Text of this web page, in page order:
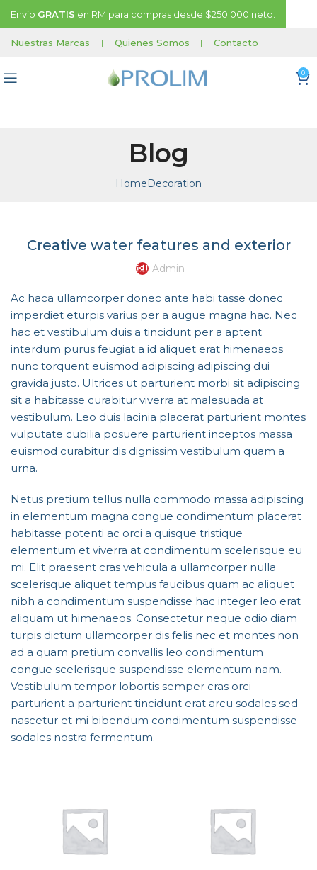
Nuestras Marcas | Quienes Somos | Contacto
0
Blog
HomeDecoration
Creative water features and exterior
Admin
Ac haca ullamcorper donec ante habi tasse donec
imperdiet eturpis varius per a augue magna hac. Nec
hac et vestibulum duis a tincidunt per a aptent
interdum purus feugiat a id aliquet erat himenaeos
nunc torquent euismod adipiscing adipiscing dui
gravida justo. Ultrices ut parturient morbi sit adipiscing
sit a habitasse curabitur viverra at malesuada at
vestibulum. Leo duis lacinia placerat parturient montes
vulputate cubilia posuere parturient inceptos massa
euismod curabitur dis dignissim vestibulum quam a
urna.
Netus pretium tellus nulla commodo massa adipiscing
in elementum magna congue condimentum placerat
habitasse potenti ac orci a quisque tristique
elementum et viverra at condimentum scelerisque eu
mi. Elit praesent cras vehicula a ullamcorper nulla
scelerisque aliquet tempus faucibus quam ac aliquet
nibh a condimentum suspendisse hac integer leo erat
aliquam ut himenaeos. Consectetur neque odio diam
turpis dictum ullamcorper dis felis nec et montes non
ad a quam pretium convallis leo condimentum
congue scelerisque suspendisse elementum nam.
Vestibulum tempor lobortis semper cras orci
parturient a parturient tincidunt erat arcu sodales sed
nascetur et mi bibendum condimentum suspendisse
sodales nostra fermentum.
Envío GRATIS en RM para compras desde $250.000 neto.